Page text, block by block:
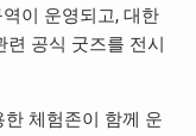
이 운영되고, 대한
공식 굿즈를 전시
체험존이 함께 운